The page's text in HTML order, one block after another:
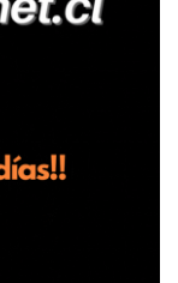
empujado al